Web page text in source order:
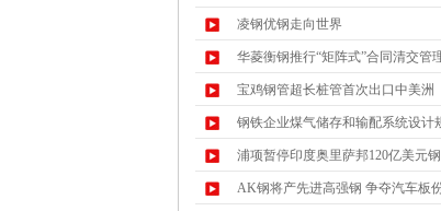
凌钢优钢走向世界
华菱衡钢推行“矩阵式”合同清交管
宝鸡钢管超长桩管首次出口中美洲
钢铁企业煤气储存和输配系统设计
浦项暂停印度奥里萨邦120亿美元
AK钢将产先进高强钢 争夺汽车板